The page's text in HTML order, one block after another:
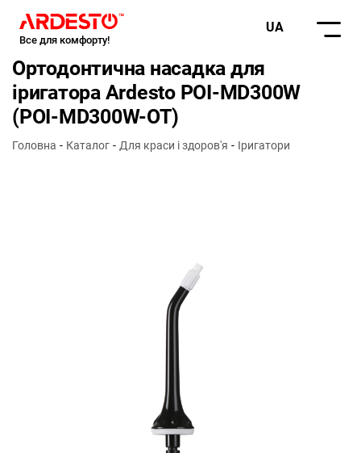
Все для комфорту!
UA
Ортодонтична насадка для
іригатора Ardesto POI-MD300W
(POI-MD300W-OT)
Головна Каталог Для краси і здоров'я Іригатори